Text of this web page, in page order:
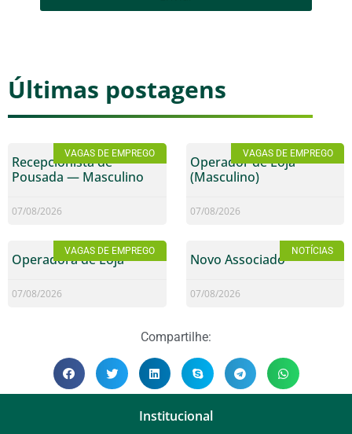
Últimas postagens
VAGAS DE EMPREGO
Recepcionista de
Pousada — Masculino
07/08/2026
VAGAS DE EMPREGO
Operador de Loja
(Masculino)
07/08/2026
VAGAS DE EMPREGO
Operadora de Loja
07/08/2026
NOTÍCIAS
Novo Associado
07/08/2026
Compartilhe:
Institucional